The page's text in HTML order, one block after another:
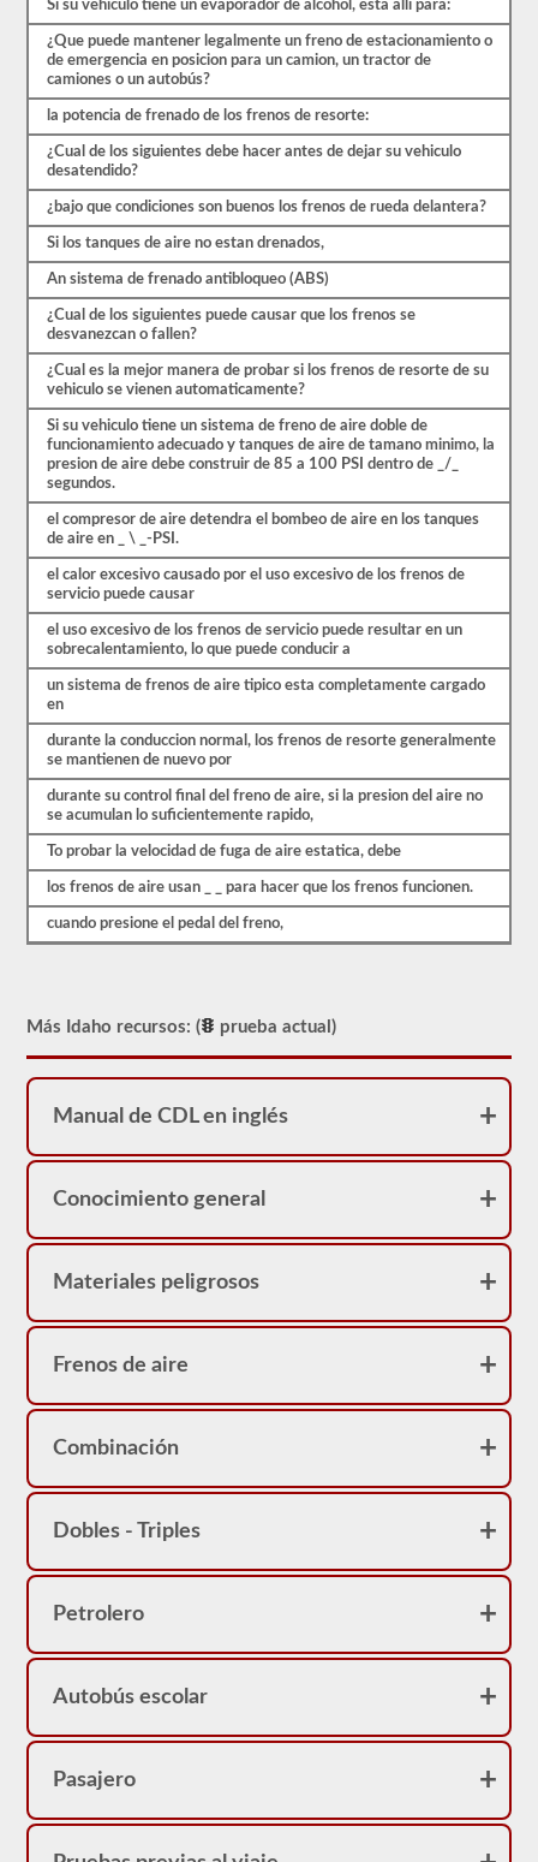
Hay
total
preguntas
examen
frenos
aire,
debe
obtener
80%
(20
25)
para
aprobar
Estas
preguntas
se
basan
el
manual
del
conductor
2026
Idaho
CDL.
El
examen
frenos
aire
diferente
aprobación,
sirve
como
restricción
en
licencia.
obtener
CDL
la
neumáticos,
pero
podrá
ningún
equipado
frenos
porque
su
licencia
tendrá
restricción
Si su vehiculo tiene un evaporador de alcohol, esta alli para:
¿Que puede mantener legalmente un freno de estacionamiento o
de emergencia en posicion para un camion, un tractor de
camiones o un autobús?
la potencia de frenado de los frenos de resorte:
¿Cual de los siguientes debe hacer antes de dejar su vehiculo
desatendido?
¿bajo que condiciones son buenos los frenos de rueda delantera?
Si los tanques de aire no estan drenados,
An sistema de frenado antibloqueo (ABS)
¿Cual de los siguientes puede causar que los frenos se
desvanezcan o fallen?
¿Cual es la mejor manera de probar si los frenos de resorte de su
vehiculo se vienen automaticamente?
Si su vehiculo tiene un sistema de freno de aire doble de
funcionamiento adecuado y tanques de aire de tamano minimo, la
presion de aire debe construir de 85 a 100 PSI dentro de _/_
segundos.
el compresor de aire detendra el bombeo de aire en los tanques
de aire en _ \ _-PSI.
el calor excesivo causado por el uso excesivo de los frenos de
servicio puede causar
el uso excesivo de los frenos de servicio puede resultar en un
sobrecalentamiento, lo que puede conducir a
un sistema de frenos de aire tipico esta completamente cargado
en
durante la conduccion normal, los frenos de resorte generalmente
se mantienen de nuevo por
durante su control final del freno de aire, si la presion del aire no
se acumulan lo suficientemente rapido,
To probar la velocidad de fuga de aire estatica, debe
los frenos de aire usan _ _ para hacer que los frenos funcionen.
cuando presione el pedal del freno,
Más Idaho recursos: ( prueba actual)
Manual de CDL en inglés
Conocimiento general
Materiales peligrosos
Frenos de aire
Combinación
Dobles - Triples
Petrolero
Autobús escolar
Pasajero